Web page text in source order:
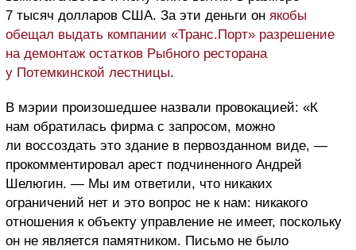
7 тысяч долларов США. За эти деньги он якобы
обещал выдать компании «Транс.Порт» разрешение
на демонтаж остатков Рыбного ресторана
у Потемкинской лестницы.
В мэрии произошедшее назвали провокацией: «К
нам обратилась фирма с запросом, можно
ли воссоздать это здание в первозданном виде, —
прокомментировал арест подчиненного Андрей
Шелюгин. — Мы им ответили, что никаких
ограничений нет и это вопрос не к нам: никакого
отношения к объекту управление не имеет, поскольку
он не является памятником. Письмо не было